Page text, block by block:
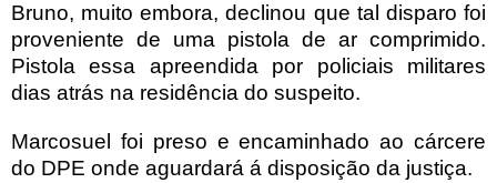
Bruno, muito embora, declinou que tal disparo foi
proveniente de uma pistola de ar comprimido.
Pistola essa apreendida por policiais militares
dias atrás na residência do suspeito.
Marcosuel foi preso e encaminhado ao cárcere
do DPE onde aguardará á disposição da justiça.